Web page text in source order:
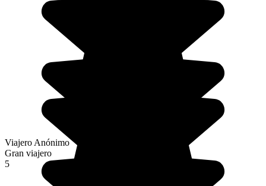
Viajero Anónimo
Gran viajero
5